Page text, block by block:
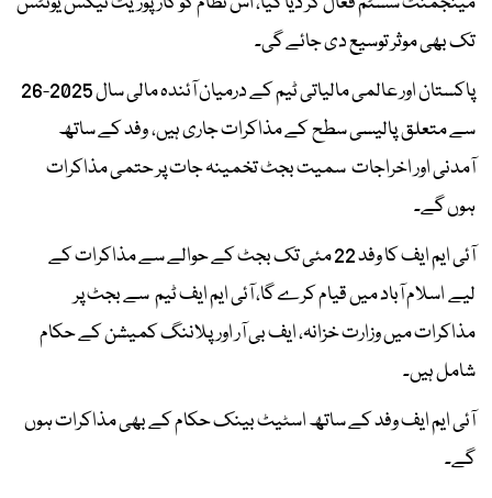
تک بھی موثر توسیع دی جائے گی۔
پاکستان اور عالمی مالیاتی ٹیم کے درمیان آئندہ مالی سال 2025-26
سے متعلق پالیسی سطح کے مذاکرات جاری ہیں، وفد کے ساتھ
آمدنی اور اخراجات سمیت بجٹ تخمینہ جات پر حتمی مذاکرات
ہوں گے۔
آئی ایم ایف کا وفد 22 مئی تک بجٹ کے حوالے سے مذاکرات کے
لیے اسلام آباد میں قیام کرے گا، آئی ایم ایف ٹیم سے بجٹ پر
مذاکرات میں وزارت خزانہ، ایف بی آر اور پلاننگ کمیشن کے حکام
شامل ہیں۔
آئی ایم ایف وفد کے ساتھ اسٹیٹ بینک حکام کے بھی مذاکرات ہوں
گے۔